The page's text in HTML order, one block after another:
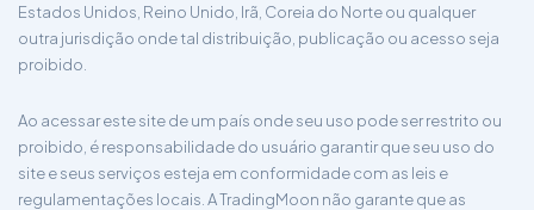
Estados Unidos, Reino Unido, Irã, Coreia do Norte ou qualquer
outra jurisdição onde tal distribuição, publicação ou acesso seja
proibido.
Ao acessar este site de um país onde seu uso pode ser restrito ou
proibido, é responsabilidade do usuário garantir que seu uso do
site e seus serviços esteja em conformidade com as leis e
regulamentações locais. A TradingMoon não garante que as